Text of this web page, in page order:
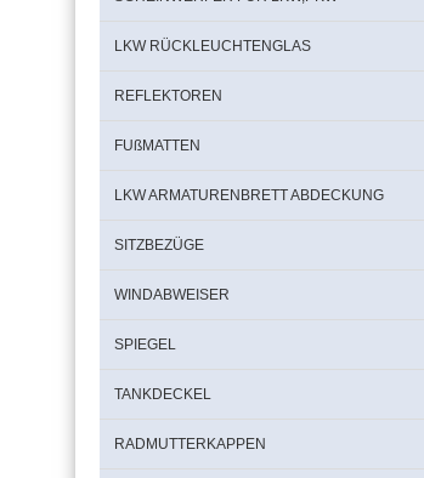
LKW RÜCKLEUCHTENGLAS
REFLEKTOREN
FUßMATTEN
LKW ARMATURENBRETT ABDECKUNG
SITZBEZÜGE
WINDABWEISER
SPIEGEL
TANKDECKEL
RADMUTTERKAPPEN